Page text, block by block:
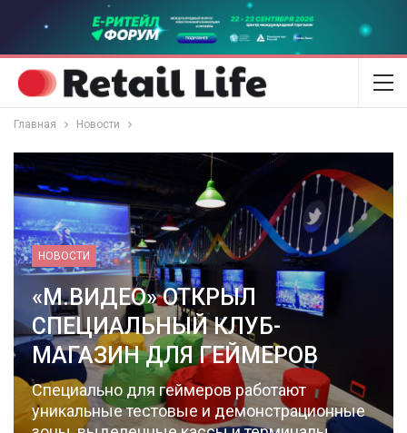
Главная Новости
НОВОСТИ
«М.ВИДЕО» ОТКРЫЛ
СПЕЦИАЛЬНЫЙ КЛУБ-
МАГАЗИН ДЛЯ ГЕЙМЕРОВ
Специально для геймеров работают
уникальные тестовые и демонстрационные